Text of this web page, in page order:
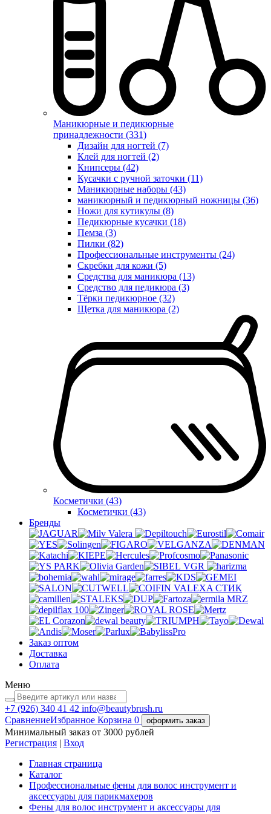
Маникюрные и педикюрные
принадлежности (331)
Дизайн для ногтей (7)
Клей для ногтей (2)
Книпсеры (42)
Кусачки с ручной заточки (11)
Маникюрные наборы (43)
маникюрный и педикюрный ножницы (36)
Ножи для кутикулы (8)
Педикюрные кусачки (18)
Пемза (3)
Пилки (82)
Профессиональные инструменты (24)
Скребки для кожи (5)
Средства для маникюра (13)
Средство для педикюра (3)
Тёрки педикюрное (32)
Щетка для маникюра (2)
Косметички (43)
Косметички (43)
Бренды
Valera
VGR
VALEXA СТИК
MRZ
Заказ оптом
Доставка
Оплата
Меню
+7 (926) 340 41 42 info@beautybrush.ru
СравнениеИзбранное Корзина 0 оформить заказ
Минимальный заказ от 3000 рублей
Регистрация | Вход
Главная страница
Каталог
Профессиональные фены для волос инструмент и
аксессуары для парикмахеров
Фены для волос инструмент и аксессуары для